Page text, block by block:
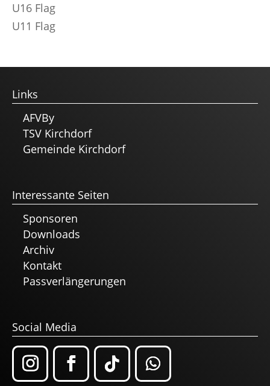
U16 Flag
U11 Flag
Links
AFVBy
TSV Kirchdorf
Gemeinde Kirchdorf
Interessante Seiten
Sponsoren
Downloads
Archiv
Kontakt
Passverlängerungen
Social Media